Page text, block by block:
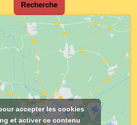
accepter les cookies
et activer ce contenu